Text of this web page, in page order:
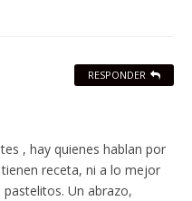
, hay quienes hablan por
receta, ni a lo mejor
Un abrazo,
RESPONDER